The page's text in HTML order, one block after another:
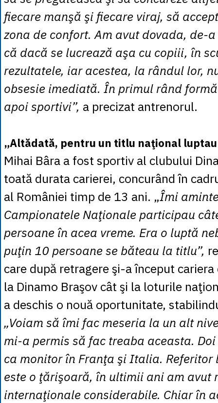
fiecare manşă şi fiecare viraj, să
zona de confort. Am avut dovada, de-
că dacă se lucrează aşa cu copiii, în
rezultatele, iar acestea, la rândul lor,
obsesie imediată. În primul rând
apoi sportivi”, a precizat antrenorul.
„Altădată, pentru un titlu naţional luptau
Mihai Bâra a fost sportiv al clubului
toată durata carierei, concurând în
al României timp de 13 ani. „Îmi
Campionatele Naţionale participau
persoane în acea vreme. Era o luptă
puţin 10 persoane se băteau la titlu”,
care după retragere şi-a început
la Dinamo Braşov cât şi la loturile
a deschis o nouă oportunitate,
„Voiam să îmi fac meseria la un alt
mi-a permis să fac treaba aceasta.
ca monitor în Franţa şi Italia. Referitor
este o ţărişoară, în ultimii ani am avut
internaţionale considerabile. Chiar în